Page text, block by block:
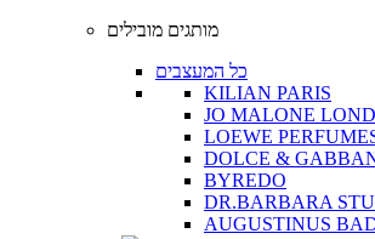
מותגים מובילים
כל המעצבים
KILIAN PARIS
JO MALONE
LOEWE
DOLCE &
BYREDO
DR.BARBARA
AUGUSTINUS